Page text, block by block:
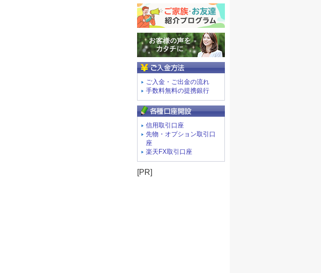
ご入金・ご出金の流れ
手数料無料の提携銀行
信用取引口座
先物・オプション取引口
座
楽天FX取引口座
[PR]